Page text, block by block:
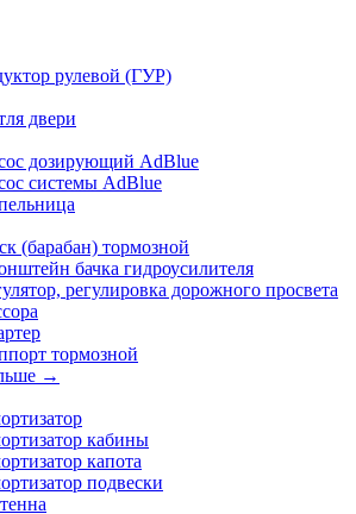
рулевой (ГУР)
двери
дозирующий AdBlue
системы AdBlue
(барабан) тормозной
бачка гидроусилителя
регулировка дорожного просвета
тормозной
→
кабины
капота
подвески